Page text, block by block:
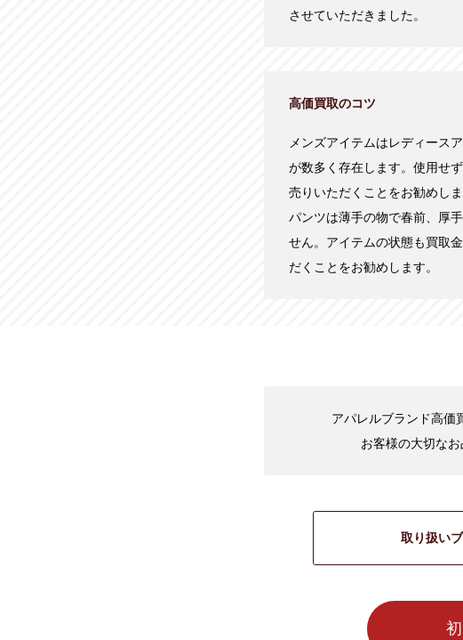
させていただきました。
高価買取のコツ
メンズアイテムはレディース
が数多く存在します。使用せ
売りいただくことをお勧めしま
パンツは薄手の物で春前、厚
せん。アイテムの状態も買取
だくことをお勧めします。
アパレルブランド高価
お客様の大切な
取り扱い